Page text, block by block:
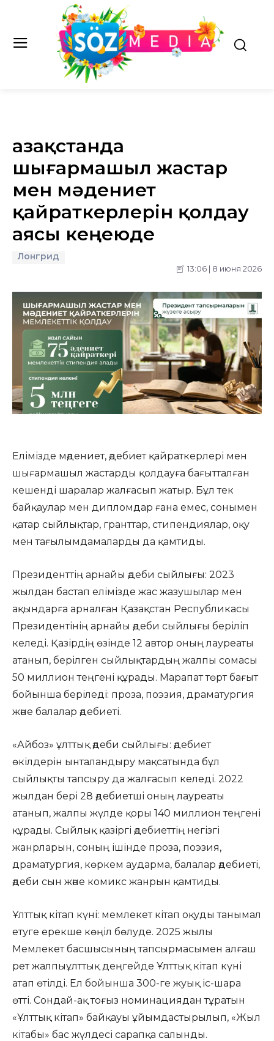
Қазақстанда
шығармашыл жастар
мен мәдениет
қайраткерлерін қолдау
аясы кеңеюде
Лонгрид
13:06 | 8 июня 2026
Елімізде мәдениет, әдебиет қайраткерлері мен
шығармашыл жастарды қолдауға бағытталған
кешенді шаралар жалғасып жатыр. Бұл тек
байқаулар мен дипломдар ғана емес, сонымен
қатар сыйлықтар, гранттар, стипендиялар, оқу
мен тағылымдамаларды да қамтиды.
Президенттің арнайы әдеби сыйлығы: 2023
жылдан бастап елімізде жас жазушылар мен
ақындарға арналған Қазақстан Республикасы
Президентінің арнайы әдеби сыйлығы беріліп
келеді. Қазірдің өзінде 12 автор оның лауреаты
атанып, берілген сыйлықтардың жалпы сомасы
50 миллион теңгені құрады. Марапат төрт бағыт
бойынша беріледі: проза, поэзия, драматургия
және балалар әдебиеті.
«Айбоз» ұлттық әдеби сыйлығы: әдебиет
өкілдерін ынталандыру мақсатында бұл
сыйлықты тапсыру да жалғасып келеді. 2022
жылдан бері 28 әдебиетші оның лауреаты
атанып, жалпы жүлде қоры 140 миллион теңгені
құрады. Сыйлық қазіргі әдебиеттің негізгі
жанрларын, соның ішінде проза, поэзия,
драматургия, көркем аударма, балалар әдебиеті,
әдеби сын және комикс жанрын қамтиды.
Ұлттық кітап күні: мемлекет кітап оқуды танымал
етуге ерекше көңіл бөлуде. 2025 жылы
Мемлекет басшысының тапсырмасымен алғаш
рет жалпыұлттық деңгейде Ұлттық кітап күні
атап өтілді. Ел бойынша 300-ге жуық іс-шара
өтті. Сондай-ақ тоғыз номинациядан тұратын
«Ұлттық кітап» байқауы ұйымдастырылып, «Жыл
кітабы» бас жүлдесі сарапқа салынды.